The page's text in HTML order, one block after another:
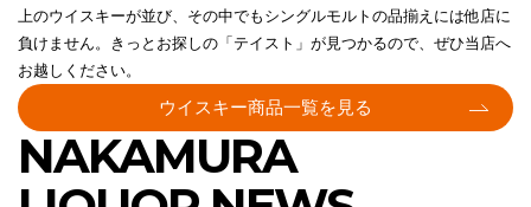
上のウイスキーが並び、その中でもシングルモルトの品揃えには他店に
負けません。きっとお探しの「テイスト」が見つかるので、ぜひ当店へ
お越しください。
ウイスキー商品一覧を見る
NAKAMURA